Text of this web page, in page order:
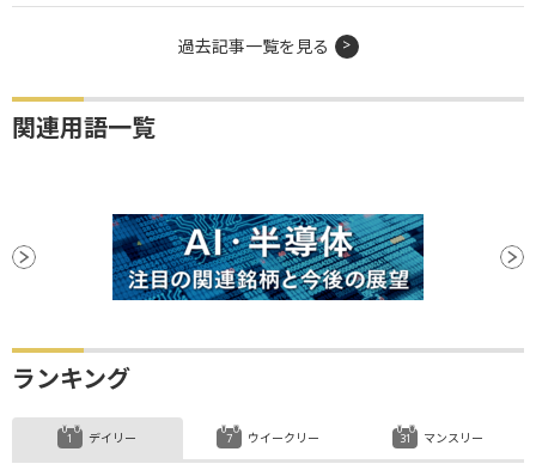
過去記事一覧を見る
関連用語一覧
ランキング
デイリー ウイークリー マンスリー